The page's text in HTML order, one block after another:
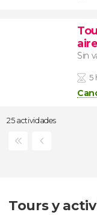
Sin
5
25 actividades
Tours y